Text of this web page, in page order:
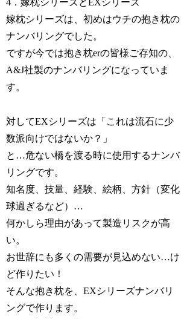
4．嫁枕シリーズとEXシリーズ
嫁枕シリーズは、初めはウチの抱き枕の
ナンバリングでした。
ですが今では抱き枕erの皆様ご存知の、
A&J社製のナンバリングになっていま
す。
対してEXシリーズは「これは流石に少
数派向けではないか？」
と…危ない橋を渡る時に使用するナンバ
リングです。
知名度、技量、経験、絵柄、方針（変化
球過ぎるなど）…
何かしら理由があって製造リスクが高
い。
お世辞にも多くの需要が見込めない…け
ど作りたい！
そんな抱き枕を、EXシリーズナンバリ
ングで作ります。